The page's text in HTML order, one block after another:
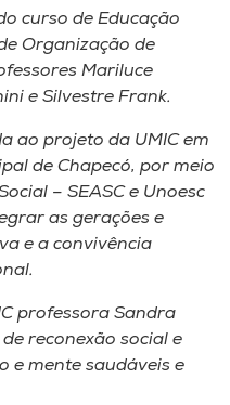
curso de Educação
Organização de
Mariluce
e Silvestre Frank.
ao projeto da UMIC em
de Chapecó, por meio
– SEASC e Unoesc
as gerações e
e a convivência
professora Sandra
reconexão social e
e mente saudáveis e